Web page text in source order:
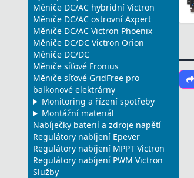
Měniče DC/AC hybridní Victron
Měniče DC/AC ostrovní Axpert
Měniče DC/AC Victron Phoenix
Měniče DC/DC Victron Orion
Měniče DC/DC
Měniče síťové Fronius
Měniče síťové GridFree pro
balkonové elektrárny
Monitoring a řízení spotřeby
Montážní materiál
Nabíječky baterií a zdroje napětí
Regulátory nabíjení Epever
Regulátory nabíjení MPPT Victron
Regulátory nabíjení PWM Victron
Služby